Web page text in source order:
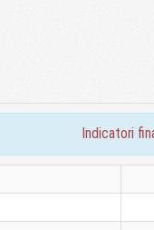
indicatori